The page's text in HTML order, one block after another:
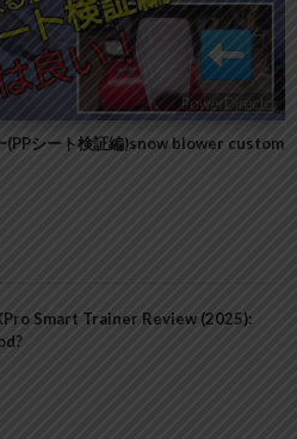
(PPシート検証編)snow blower custom
Smart Trainer Review (2025):